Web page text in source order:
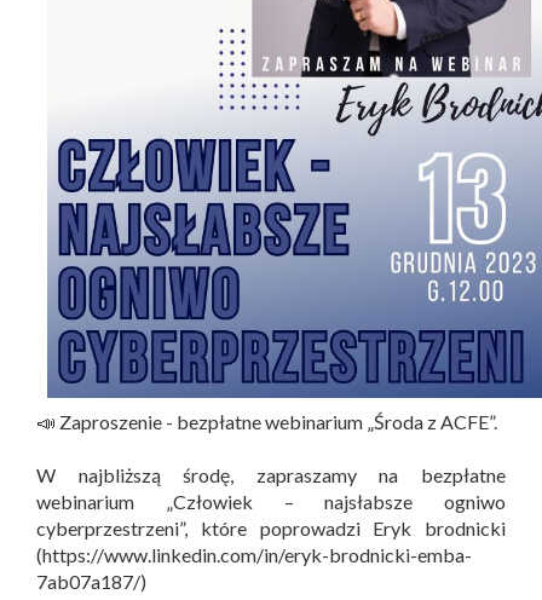
📣 Zaproszenie - bezpłatne webinarium „Środa z ACFE”.
W najbliższą środę, zapraszamy na bezpłatne
webinarium „Człowiek – najsłabsze ogniwo
cyberprzestrzeni”, które poprowadzi Eryk brodnicki
(https://www.linkedin.com/in/eryk-brodnicki-emba-
7ab07a187/)